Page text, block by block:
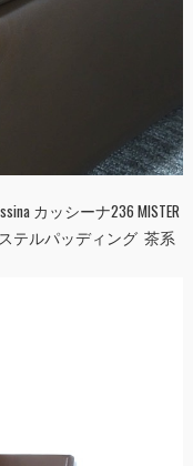
カッシーナ236 MISTER
テルパッディング 茶系